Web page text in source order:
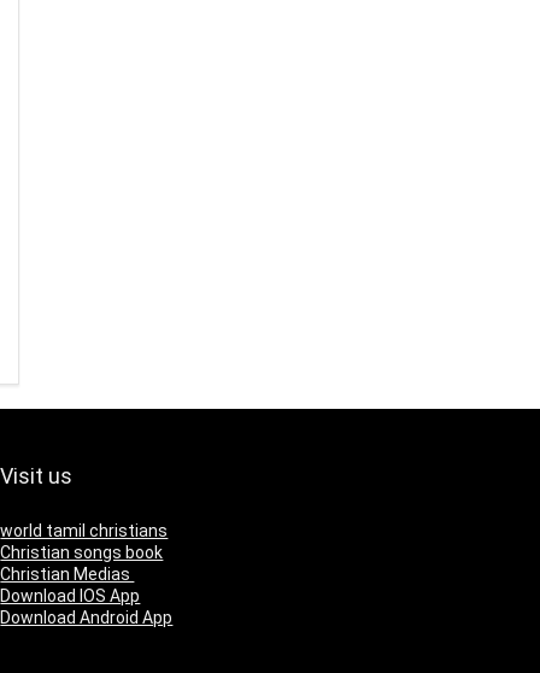
Visit us
world tamil christians
Christian songs book
Christian Medias
Download IOS App
Download Android App